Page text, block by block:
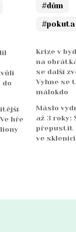
do
hře
#dům
#pokuta
Krize v
na
se další
Vyhne se
málokdo
Máslo
až 3 roky:
přepustit
ve sklenici